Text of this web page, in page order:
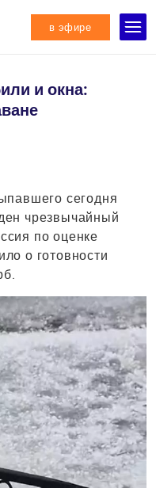
в эфире
и окна:
сегодня
чрезвычайный
по оценке
о готовности